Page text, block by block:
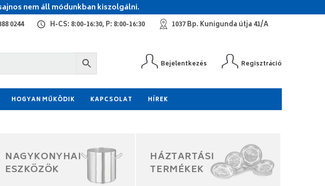
nem áll módunkban kiszolgálni.
0244 H-CS: 8:00-16:30, P: 8:00-16:30 1037 Bp. Kunigunda útja 41/A
Bejelentkezés Regisztráció
HOGYAN MŰKÖDIK KAPCSOLAT HÍREK
NAGYKONYHAI
ESZKÖZÖK
HÁZTARTÁSI
TERMÉKEK